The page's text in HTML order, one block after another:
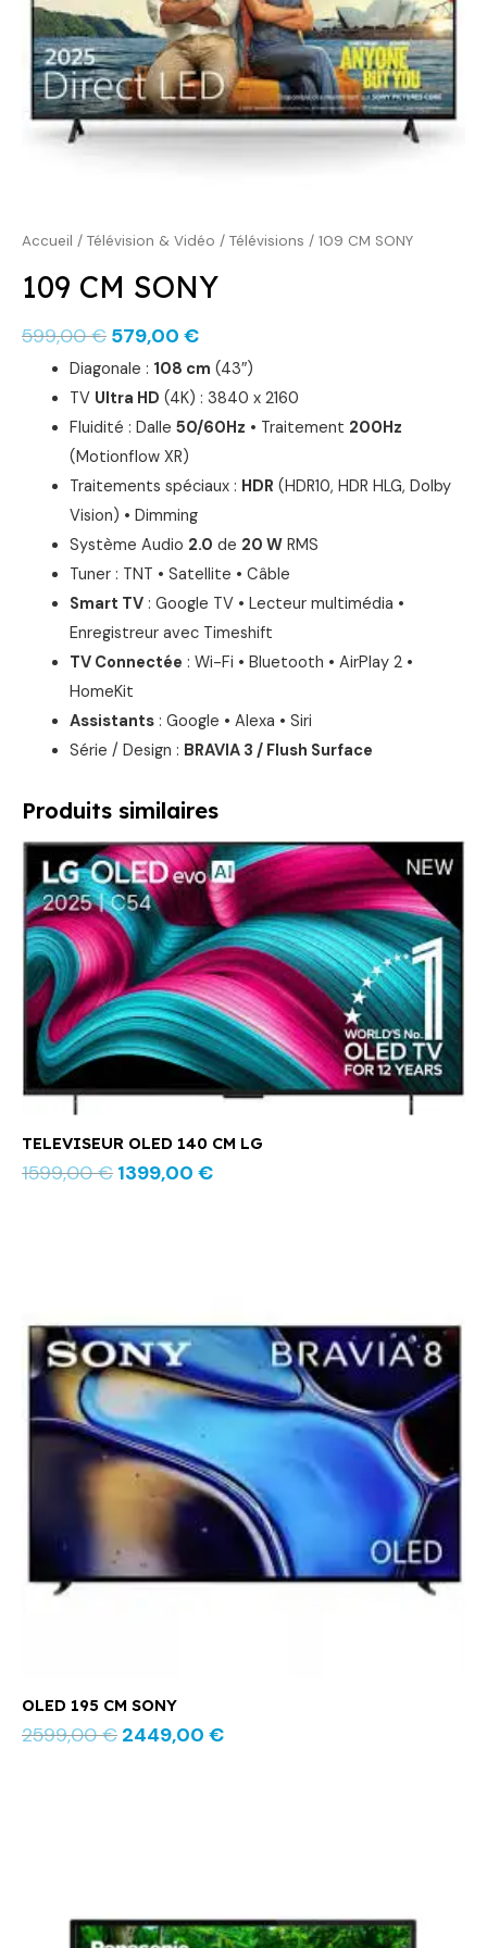
Accueil / Télévision & Vidéo / Télévisions / 109 CM SONY
109 CM SONY
599,00€
599,00 €.
579,00 €
579,00 €.
Diagonale : 108 cm (43″)
TV Ultra HD (4K) : 3840 x 2160
Fluidité : Dalle 50/60Hz • Traitement 200Hz
(Motionflow XR)
Traitements spéciaux : HDR (HDR10, HDR HLG, Dolby
Vision) • Dimming
Système Audio 2.0 de 20 WRMS
Tuner : TNT • Satellite • Câble
Smart TV: Google TV • Lecteur multimédia •
Enregistreur avec Timeshift
TV Connectée : Wi-Fi • Bluetooth • AirPlay 2 •
HomeKit
Assistants: Google • Alexa • Siri
Série / Design : BRAVIA 3 / Flush Surface
Produits similaires
TELEVISEUR OLED 140 CM LG
1599,00€
Le
prix
initial
était :
1599,00 €.
1399,00 €
Le
prix
actuel
est :
1399,00 €.
OLED 195 CM SONY
2599,00€
était :
2599,00 €.
2449,00 €
est :
2449,00 €.